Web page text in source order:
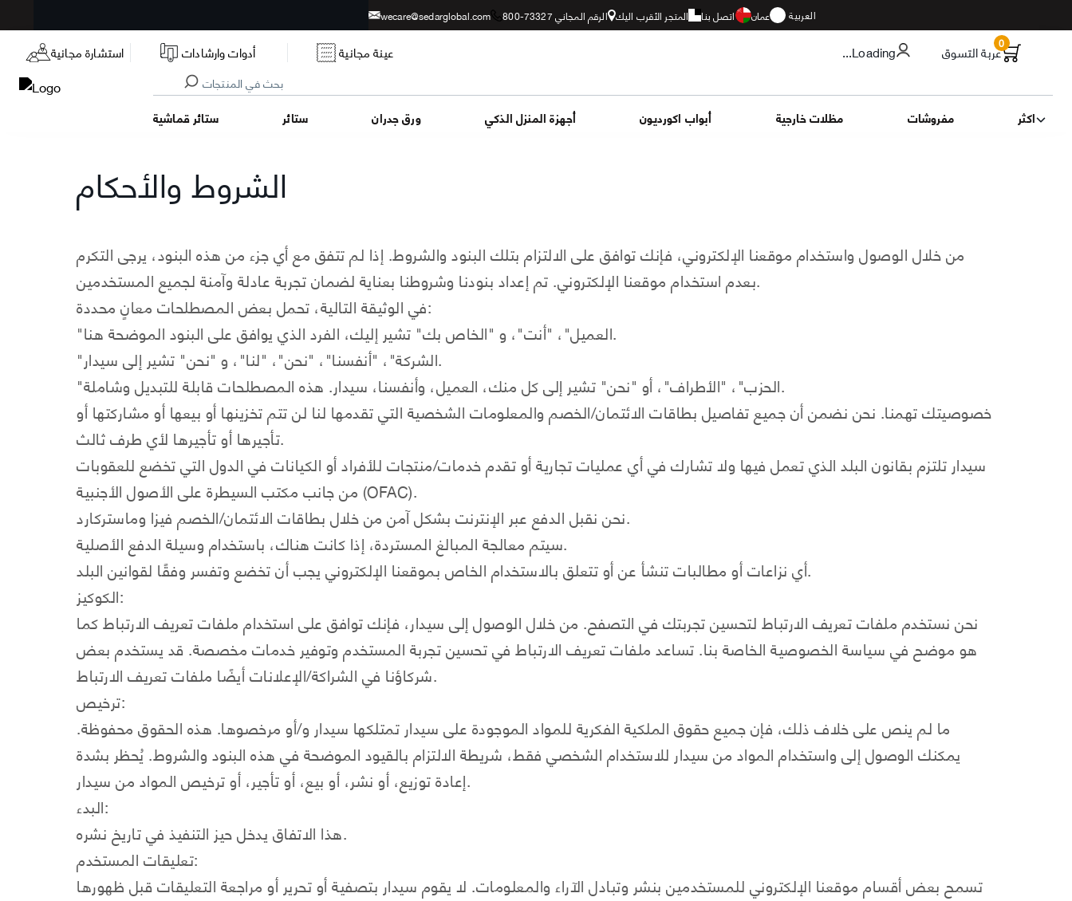
wecare@sedarglobal.com الرقم المجاني 73327-800 المتجر الأقرب اليك اتصل بنا عمان العربية
استشارة مجانية أدوات وارشادات عينة مجانية ...Loading عربة التسوق0
ستائر قماشية ستائر ورق جدران أجهزة المنزل الذكي أبواب اكورديون مظلات خارجية مفروشات اكثر
الشروط والأحكام
من خلال الوصول واستخدام موقعنا الإلكتروني، فإنك توافق على الالتزام بتلك البنود والشروط. إذا لم تتفق مع أي جزء من هذه البنود، يرجى التكرم
بعدم استخدام موقعنا الإلكتروني. تم إعداد بنودنا وشروطنا بعناية لضمان تجربة عادلة وآمنة لجميع المستخدمين.
في الوثيقة التالية، تحمل بعض المصطلحات معانٍ محددة:
"العميل"، "أنت"، و "الخاص بك" تشير إليك، الفرد الذي يوافق على البنود الموضحة هنا.
"الشركة"، "أنفسنا"، "نحن"، "لنا"، و "نحن" تشير إلى سيدار.
"الحزب"، "الأطراف"، أو "نحن" تشير إلى كل منك، العميل، وأنفسنا، سيدار. هذه المصطلحات قابلة للتبديل وشاملة.
خصوصيتك تهمنا. نحن نضمن أن جميع تفاصيل بطاقات الائتمان/الخصم والمعلومات الشخصية التي تقدمها لنا لن تتم تخزينها أو بيعها أو مشاركتها أو
تأجيرها أو تأجيرها لأي طرف ثالث.
سيدار تلتزم بقانون البلد الذي تعمل فيها ولا تشارك في أي عمليات تجارية أو تقدم خدمات/منتجات للأفراد أو الكيانات في الدول التي تخضع للعقوبات
من جانب مكتب السيطرة على الأصول الأجنبية (OFAC).
نحن نقبل الدفع عبر الإنترنت بشكل آمن من خلال بطاقات الائتمان/الخصم فيزا وماستركارد.
سيتم معالجة المبالغ المستردة، إذا كانت هناك، باستخدام وسيلة الدفع الأصلية.
أي نزاعات أو مطالبات تنشأ عن أو تتعلق بالاستخدام الخاص بموقعنا الإلكتروني يجب أن تخضع وتفسر وفقًا لقوانين البلد.
الكوكيز:
نحن نستخدم ملفات تعريف الارتباط لتحسين تجربتك في التصفح. من خلال الوصول إلى سيدار، فإنك توافق على استخدام ملفات تعريف الارتباط كما
هو موضح في سياسة الخصوصية الخاصة بنا. تساعد ملفات تعريف الارتباط في تحسين تجربة المستخدم وتوفير خدمات مخصصة. قد يستخدم بعض
شركاؤنا في الشراكة/الإعلانات أيضًا ملفات تعريف الارتباط.
ترخيص:
ما لم ينص على خلاف ذلك، فإن جميع حقوق الملكية الفكرية للمواد الموجودة على سيدار تمتلكها سيدار و/أو مرخصوها. هذه الحقوق محفوظة.
يمكنك الوصول إلى واستخدام المواد من سيدار للاستخدام الشخصي فقط، شريطة الالتزام بالقيود الموضحة في هذه البنود والشروط. يُحظر بشدة
إعادة توزيع، أو نشر، أو بيع، أو تأجير، أو ترخيص المواد من سيدار.
البدء:
هذا الاتفاق يدخل حيز التنفيذ في تاريخ نشره.
تعليقات المستخدم:
تسمح بعض أقسام موقعنا الإلكتروني للمستخدمين بنشر وتبادل الآراء والمعلومات. لا يقوم سيدار بتصفية أو تحرير أو مراجعة التعليقات قبل ظهورها